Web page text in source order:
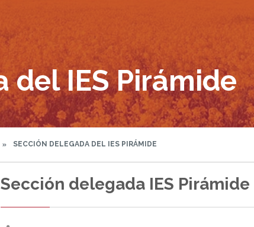
del IES Pirámide
SECCIÓN DELEGADA DEL IES PIRÁMIDE
Sección delegada IES Pirámide